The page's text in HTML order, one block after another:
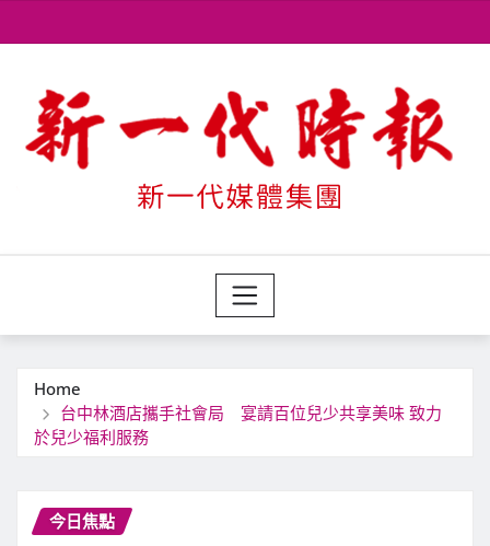
to
Home
台中林酒店攜手社會局 宴請百位兒少共享美味 致力
於兒少福利服務
今日焦點